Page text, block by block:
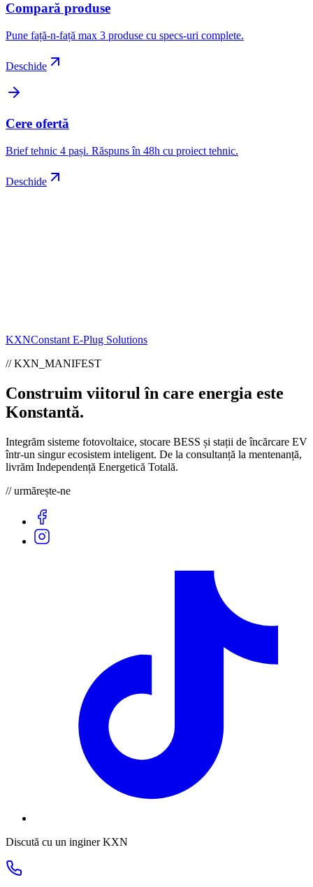
Compară produse
Pune față-n-față max 3 produse cu specs-uri complete.
Deschide
Cere ofertă
Brief tehnic 4 pași. Răspuns în 48h cu proiect tehnic.
Deschide
KXNConstant E-Plug Solutions
// KXN_MANIFEST
Construim viitorul în care energia este
Konstantă.
Integrăm sisteme fotovoltaice, stocare BESS și stații de încărcare EV
într-un singur ecosistem inteligent. De la consultanță la mentenanță,
livrăm Independență Energetică Totală.
// urmărește-ne
Discută cu un inginer KXN